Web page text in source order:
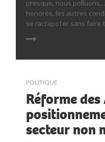
presque, nous
honorés, les autres
se racrapoter sans faire
POLITIQUE
Réforme des
secteur non